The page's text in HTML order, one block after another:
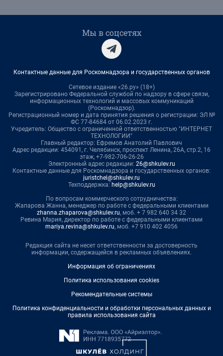
Мы в соцсетях
Контактные данные для Роскомнадзора и государственных органов
Сетевое издание «26.ру» (18+)
Зарегистрировано Федеральной службой по надзору в сфере связи,
информационных технологий и массовых коммуникаций
(Роскомнадзор).
Регистрационный номер и дата принятия решения о регистрации: ЭЛ №
ФС 77-84684 от 06.02.2023 г.
Учредитель: Общество с ограниченной ответственностью "ИНТЕРНЕТ
ТЕХНОЛОГИИ"
Главный редактор: Ефремов Анатолий Павлович
Адрес редакции: 454091, г. Челябинск, проспект Ленина, 26А, стр.2, 16
этаж, +7-982-706-26-26
Электронный адрес редакции: 26@shkulev.ru
Контактные данные для Роскомнадзора и государственных органов:
juristchel@shkulev.ru
Техподдержка: help@shkulev.ru
По вопросам коммерческого сотрудничества:
Жапарова Жанна, менеджер по работе с федеральными клиентами
zhanna.zhaparova@shkulev.ru, моб. + 7 982 640 34 32
Ревина Мария, директор по работе с федеральными клиентами
mariya.revina@shkulev.ru, моб. +7 910 402 4056
Редакция сайта не несет ответственности за достоверность
информации, содержащейся в рекламных объявлениях.
Информация об ограничениях
Политика использования cookies
Рекомендательные системы
Политика конфиденциальности и обработки персональных данных и
правила использования сайта